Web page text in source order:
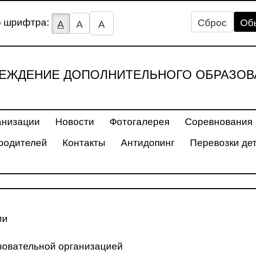
шрифтра: А А А Сброс
ДОПОЛНИТЕЛЬНОГО
Новости Фотогалерея Соревнования
Контакты Антидопинг
Перевозки
организацией